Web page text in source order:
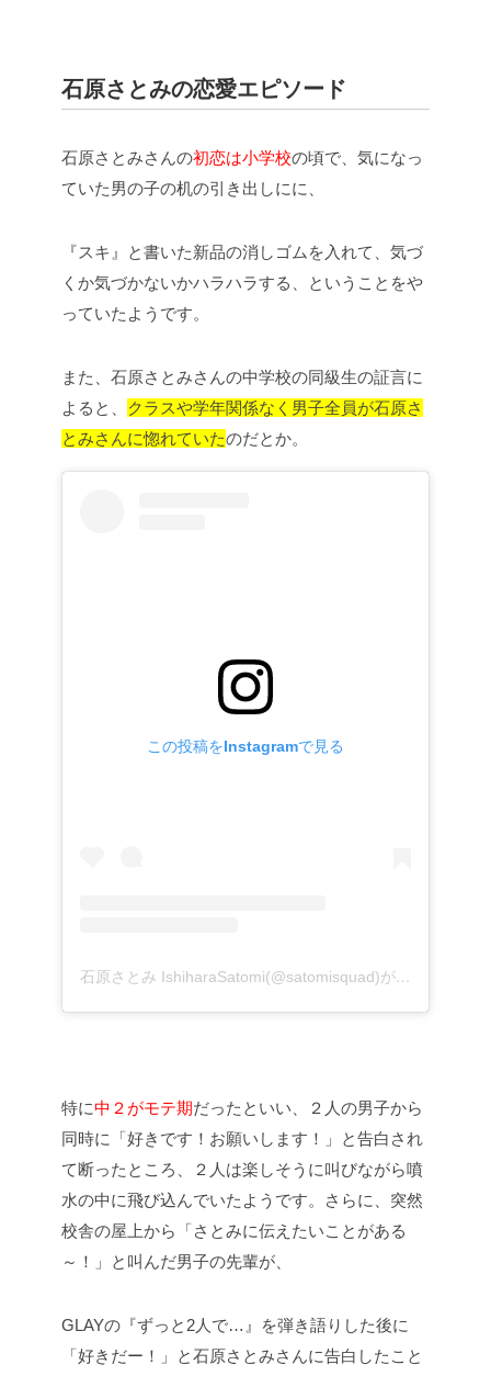
石原さとみの恋愛エピソード
石原さとみさんの初恋は小学校の頃で、気になっ
ていた男の子の机の引き出しにに、
『スキ』と書いた新品の消しゴムを入れて、気づ
くか気づかないかハラハラする、ということをや
っていたようです。
また、石原さとみさんの中学校の同級生の証言に
よると、
クラスや学年関係なく男子全員が石原さ
とみさんに惚れていたのだとか。
この投稿をInstagramで見る
石原さとみ IshiharaSatomi(@satomisquad)がシェアした投稿
特に中２がモテ期だったといい、２人の男子から
同時に「好きです！お願いします！」と告白され
て断ったところ、２人は楽しそうに叫びながら噴
水の中に飛び込んでいたようです。
さらに、突然
校舎の屋上から「さとみに伝えたいことがある
～！」と叫んだ男子の先輩が、
GLAYの『ずっと2人で…』を弾き語りした後に
「好きだー！」と石原さとみさんに告白したこと